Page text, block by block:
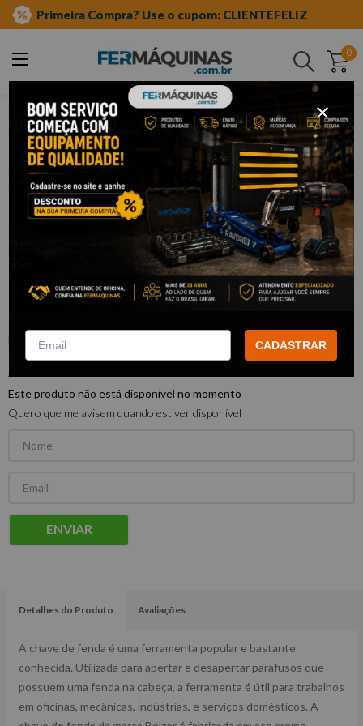
Primeira Compra? Use o cupom: CLIENTEFELIZ
0
Buscar
ferramentas manuais
chave de fenda e phillips
Chave de Fenda Cotoco 5/16" x 1.1/2"
- BELZER
:215103B
BELZER
Este produto não está disponível no momento
Quero que me avisem quando estiver disponível
ENVIAR
Detalhes do Produto Avaliações
A chave de fenda é uma ferramenta popular e bastante
conhecida. Utilizada para apertar e desapertar parafusos que
possuem uma fenda na cabeça, a ferramenta é útil para trabalhos
em oficinas, mecânicas, indústrias, e serviços domésticos. A
CADASTRAR